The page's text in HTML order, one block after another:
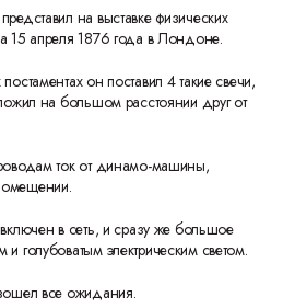
на выставке физических
15 апреля 1876 года в Лондоне.
он поставил 4 такие свечи,
на большом расстоянии друг от
ток от динамо-машины,
в сеть, и сразу же большое
голубоватым электрическим светом.
все ожидания.